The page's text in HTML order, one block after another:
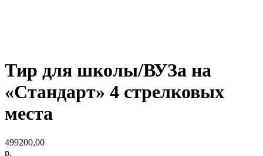
Тир для школы/ВУЗа на
«Стандарт» 4 стрелковых
места
499200,00
р.